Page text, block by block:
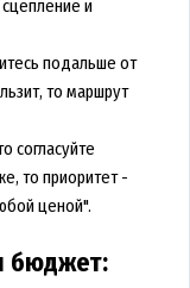
и
подальше от
то маршрут
согласуйте
то приоритет -
ценой".
бюджет: